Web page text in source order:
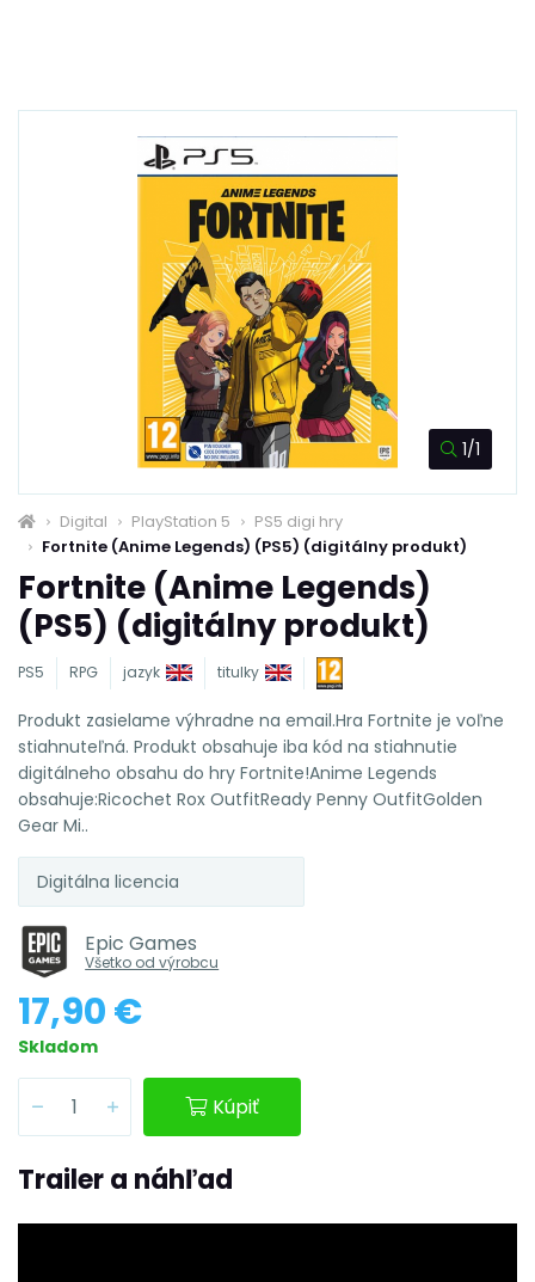
1/1
Digital PlayStation 5
PS5 digi hry
Fortnite (Anime Legends) (PS5) (digitálny produkt)
Fortnite (Anime Legends)
(PS5) (digitálny produkt)
PS5 RPG jazyk titulky
Produkt zasielame výhradne na email.Hra Fortnite je voľne
stiahnuteľná. Produkt obsahuje iba kód na stiahnutie
digitálneho obsahu do hry Fortnite!Anime Legends
obsahuje:Ricochet Rox OutfitReady Penny OutfitGolden
Gear Mi..
Digitálna licencia
Epic Games
Všetko od výrobcu
17,90 €
Skladom
Kúpiť
Trailer a náhľad